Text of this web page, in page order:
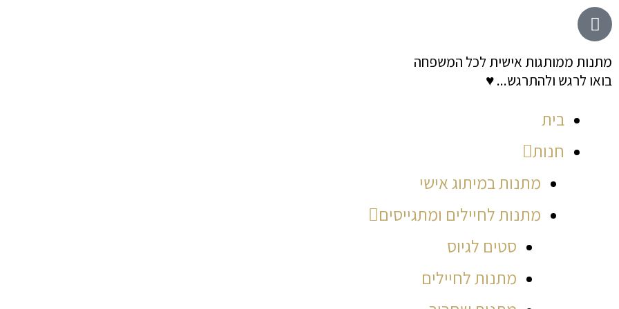
לתוכן
דילוג
לתוכן
מתנות ממותגות אישית לכל המשפחה
בואו לרגש ולהתרגש... ♥
בית
חנות
מתנות במיתוג אישי
מתנות לחיילים ומתגייסים
סטים לגיוס
מתנות לחיילים